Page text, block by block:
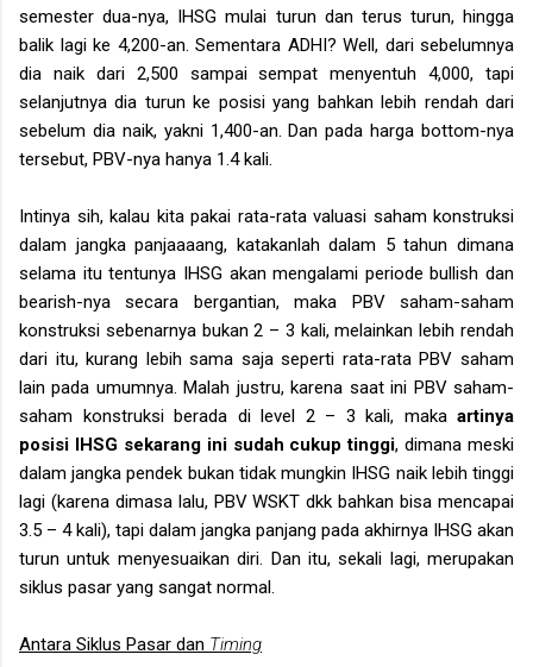
semester dua-nya, IHSG mulai turun dan terus turun, hingga
balik lagi ke 4,200-an. Sementara ADHI? Well, dari sebelumnya
dia naik dari 2,500 sampai sempat menyentuh 4,000, tapi
selanjutnya dia turun ke posisi yang bahkan lebih rendah dari
sebelum dia naik, yakni 1,400-an. Dan pada harga bottom-nya
tersebut, PBV-nya hanya 1.4 kali.
Intinya sih, kalau kita pakai rata-rata valuasi saham konstruksi
dalam jangka panjaaaang, katakanlah dalam 5 tahun dimana
selama itu tentunya IHSG akan mengalami periode bullish dan
bearish-nya secara bergantian, maka PBV saham-saham
konstruksi sebenarnya bukan 2 – 3 kali, melainkan lebih rendah
dari itu, kurang lebih sama saja seperti rata-rata PBV saham
lain pada umumnya. Malah justru, karena saat ini PBV saham-
saham konstruksi berada di level 2 – 3 kali, maka artinya
posisi IHSG sekarang ini sudah cukup tinggi, dimana meski
dalam jangka pendek bukan tidak mungkin IHSG naik lebih tinggi
lagi (karena dimasa lalu, PBV WSKT dkk bahkan bisa mencapai
3.5 – 4 kali), tapi dalam jangka panjang pada akhirnya IHSG akan
turun untuk menyesuaikan diri. Dan itu, sekali lagi, merupakan
siklus pasar yang sangat normal.
Antara Siklus Pasar dan Timing